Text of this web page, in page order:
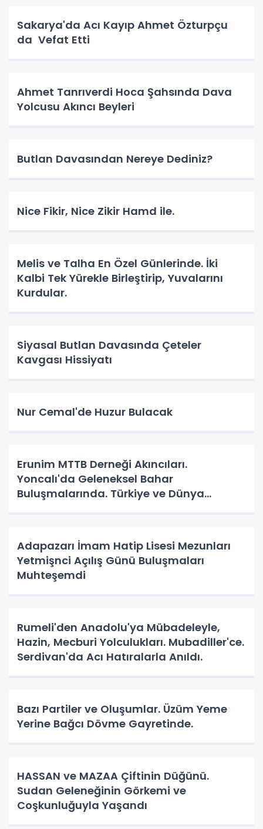
Sakarya'da Acı Kayıp Ahmet Özturpçu
da Vefat Etti
Ahmet Tanrıverdi Hoca Şahsında Dava
Yolcusu Akıncı Beyleri
Butlan Davasından Nereye Dediniz?
Nice Fikir, Nice Zikir Hamd ile.
Melis ve Talha En Özel Günlerinde. İki
Kalbi Tek Yürekle Birleştirip, Yuvalarını
Kurdular.
Siyasal Butlan Davasında Çeteler
Kavgası Hissiyatı
Nur Cemal'de Huzur Bulacak
Erunim MTTB Derneği Akıncıları.
Yoncalı'da Geleneksel Bahar
Buluşmalarında. Türkiye ve Dünya
Adapazarı İmam Hatip Lisesi Mezunları
Yetmişnci Açılış Günü Buluşmaları
Muhteşemdi
Rumeli'den Anadolu'ya Mübadeleyle,
Hazin, Mecburi Yolculukları. Mubadiller'ce.
Serdivan'da Acı Hatıralarla Anıldı.
Bazı Partiler ve Oluşumlar. Üzüm Yeme
Yerine Bağcı Dövme Gayretinde.
HASSAN ve MAZAA Çiftinin Düğünü.
Sudan Geleneğinin Görkemi ve
Coşkunluğuyla Yaşandı